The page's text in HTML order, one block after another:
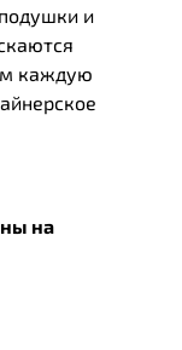
и
каждую
своим
принты.
на